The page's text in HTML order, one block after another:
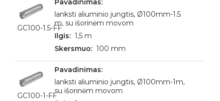
GC100-1.5-FF
lanksti aliuminio jungtis, Ø100mm-1.5
m, su išorinėm movom
1,5 m
100 mm
GC100-1-FF
lanksti aliuminio jungtis, Ø100mm-1m,
su išorinėm movom